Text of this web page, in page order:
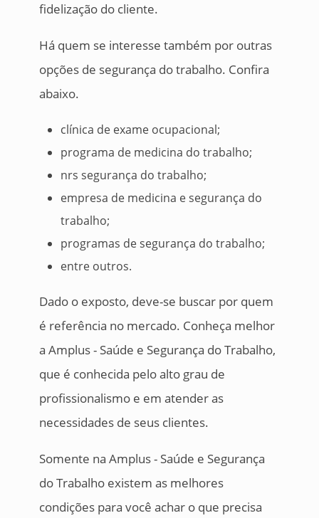
fidelização do cliente.
Há quem se interesse também por outras
opções de segurança do trabalho. Confira
abaixo.
clínica de exame ocupacional;
programa de medicina do trabalho;
nrs segurança do trabalho;
empresa de medicina e segurança do
trabalho;
programas de segurança do trabalho;
entre outros.
Dado o exposto, deve-se buscar por quem
é referência no mercado. Conheça melhor
a Amplus - Saúde e Segurança do Trabalho,
que é conhecida pelo alto grau de
profissionalismo e em atender as
necessidades de seus clientes.
Somente na Amplus - Saúde e Segurança
do Trabalho existem as melhores
condições para você achar o que precisa